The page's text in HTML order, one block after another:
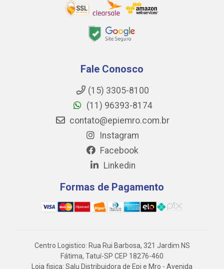
Fale Conosco
(15) 3305-8100
(11) 96393-8174
contato@epiemro.com.br
Instagram
Facebook
Linkedin
Formas de Pagamento
Centro Logistico: Rua Rui Barbosa, 321 Jardim NS
Fátima, Tatuí-SP CEP 18276-460
Loja fisica: Salu Distribuidora de Epi e Mro - Avenida